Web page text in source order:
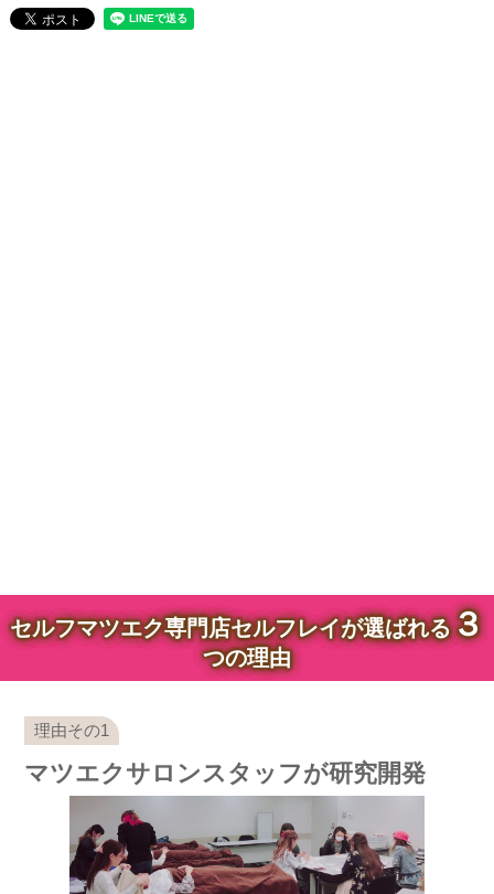
セルフマツエク専門店セルフレイが選ばれる３
つの理由
マツエクサロンスタッフが研究開発